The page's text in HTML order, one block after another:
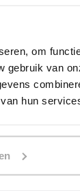
om
gebruik van
hun
met
en de